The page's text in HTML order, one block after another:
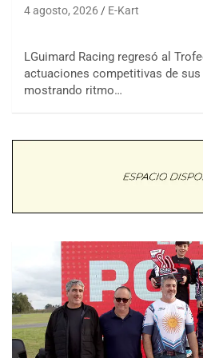
4 agosto, 2026 E-Kart
LGuimard Racing regresó al
actuaciones competitivas de
mostrando ritmo…